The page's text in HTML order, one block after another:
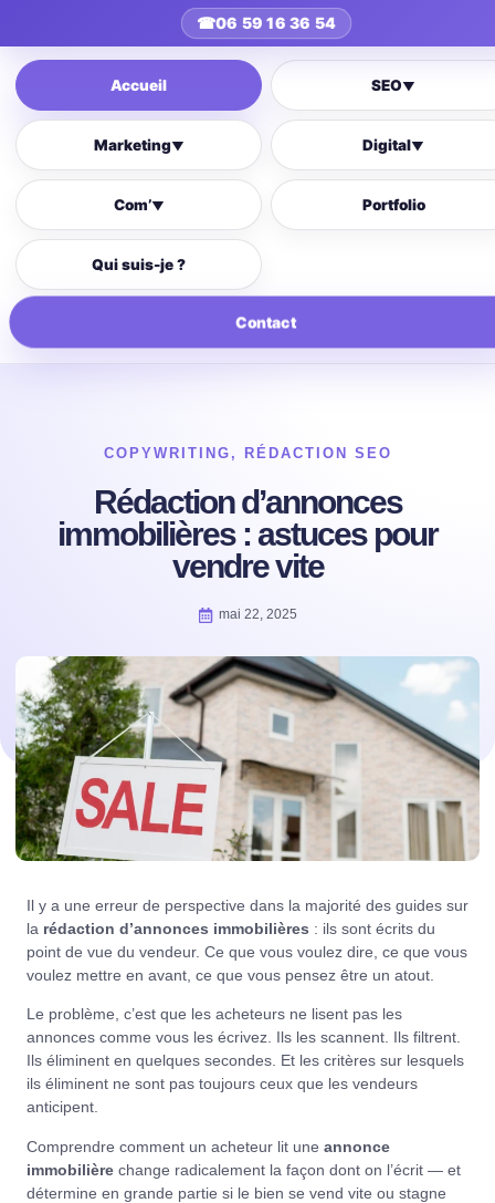
☎06 59 16 36 54
Accueil SEO▼
Marketing▼ Digital▼
Com’▼ Portfolio
Qui suis-je ?
Contact
COPYWRITING , RÉDACTION SEO
Rédaction d’annonces
immobilières : astuces pour
vendre vite
mai 22, 2025
Il y a une erreur de perspective dans la majorité des guides sur
la rédaction d’annonces immobilières : ils sont écrits du
point de vue du vendeur. Ce que vous voulez dire, ce que vous
voulez mettre en avant, ce que vous pensez être un atout.
Le problème, c’est que les acheteurs ne lisent pas les
annonces comme vous les écrivez. Ils les scannent. Ils filtrent.
Ils éliminent en quelques secondes. Et les critères sur lesquels
ils éliminent ne sont pas toujours ceux que les vendeurs
anticipent.
Comprendre comment un acheteur lit une annonce
immobilière change radicalement la façon dont on l’écrit — et
détermine en grande partie si le bien se vend vite ou stagne